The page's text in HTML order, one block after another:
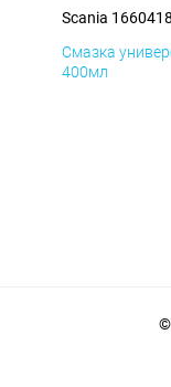
Scania
Смазка
400мл
©